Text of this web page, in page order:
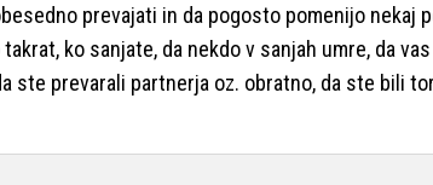
prevajati in da pogosto pomenijo nekaj
ko sanjate, da nekdo v sanjah umre, da
ste prevarali partnerja oz. obratno, da ste bili